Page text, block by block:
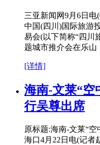
三亚新闻网9月6日
中国(四川)国际旅游
易会(以下简称“四川
题城市推介会在乐山
[详情]
海南-文莱“空
行吴尊出席
原标题:海南-文莱“
海口4月22日电(记者